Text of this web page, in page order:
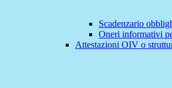
Scadenzario
Oneri informativi
Attestazioni OIV o